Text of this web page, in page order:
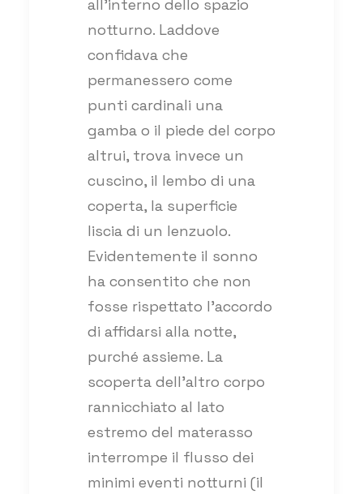
all’interno dello spazio
notturno. Laddove
confidava che
permanessero come
punti cardinali una
gamba o il piede del corpo
altrui, trova invece un
cuscino, il lembo di una
coperta, la superficie
liscia di un lenzuolo.
Evidentemente il sonno
ha consentito che non
fosse rispettato l’accordo
di affidarsi alla notte,
purché assieme. La
scoperta dell’altro corpo
rannicchiato al lato
estremo del materasso
interrompe il flusso dei
minimi eventi notturni (il